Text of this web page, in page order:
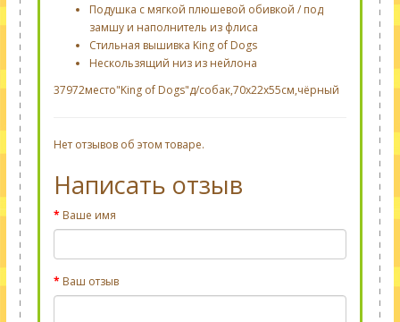
Подушка с мягкой плюшевой обивкой / под
замшу и наполнитель из флиса
Стильная вышивка King of Dogs
Нескользящий низ из нейлона
37972место"King of Dogs"д/собак,70х22х55cм,чёрный
Нет отзывов об этом товаре.
Написать отзыв
Ваше имя
Ваш отзыв